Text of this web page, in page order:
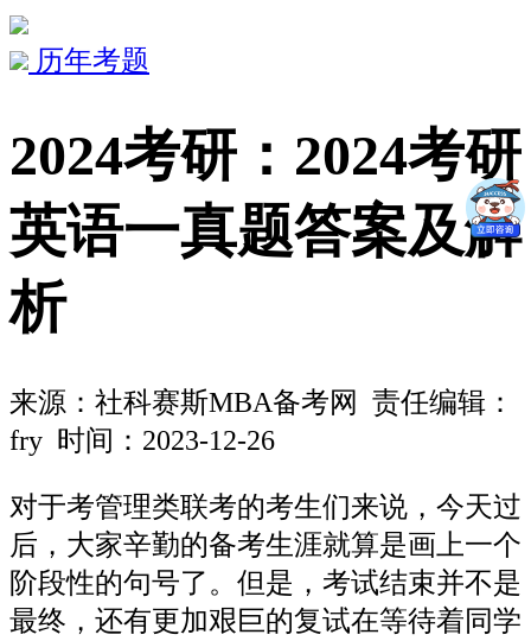
历年考题
2024考研：2024考研
英语一真题答案及解
析
来源： 社科赛斯MBA备考网
责任编辑：
fry 时间：2023-12-26
对于考管理类联考的考生们来说，今天过
后，大家辛勤的备考生涯就算是画上一个
阶段性的句号了。但是，考试结束并不是
最终，还有更加艰巨的复试在等待着同学